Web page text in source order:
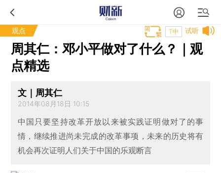
观点 试听
T中
周其仁：邓小平做对了什么？｜观
点精选
文｜周其仁
2014年08月18日 10:15
中国只要坚持改革开放以来被实践证明做对了的事
情，继续推进尚未完成的改革事项，未来的历史将有
机会再次证明人们关于中国的乐观断言